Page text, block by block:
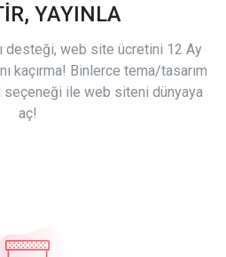
YAYINLA
desteği, web site ücretini 12 Ay
kaçırma! Binlerce tema/tasarım
seçeneği ile web siteni dünyaya
aç!